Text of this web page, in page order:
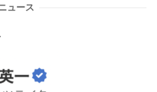
ュース